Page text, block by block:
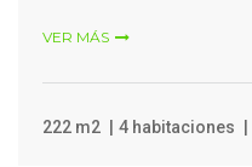
VER MÁS
222 m2 4 habitaciones